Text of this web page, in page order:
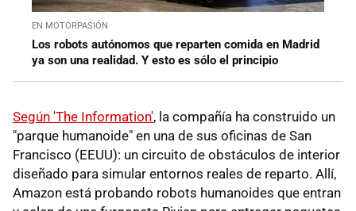
EN MOTORPASIÓN
Los robots autónomos que reparten comida en Madrid
ya son una realidad. Y esto es sólo el principio
Según 'The Information', la compañía ha construido un
"parque humanoide" en una de sus oficinas de San
Francisco (EEUU): un circuito de obstáculos de interior
diseñado para simular entornos reales de reparto. Allí,
Amazon está probando robots humanoides que entran